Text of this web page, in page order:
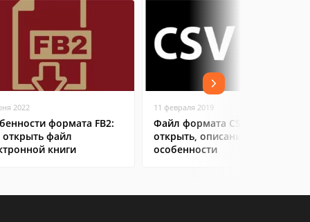
2022
формата FB2:
файл
книги
11 февраля 2019
Файл формата CSV: чем
открыть, описание,
особенности